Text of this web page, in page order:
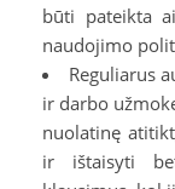
būti pateikta
naudojimo
Reguliarus
ir darbo
nuolatinę
ir ištaisyti